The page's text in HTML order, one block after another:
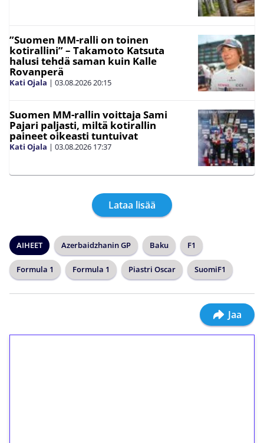
”Suomen MM-ralli on toinen
kotirallini” – Takamoto Katsuta
halusi tehdä saman kuin Kalle
Rovanperä
Kati Ojala | 03.08.202620:15
Suomen MM-rallin voittaja Sami
Pajari paljasti, miltä kotirallin
paineet oikeasti tuntuivat
Kati Ojala | 03.08.2026 17:37
Lataa lisää
AIHEET Azerbaidzhanin GP Baku F1
Formula 1 Formula 1 Piastri Oscar SuomiF1
Jaa